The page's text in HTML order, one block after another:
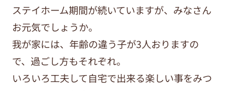
ステイホーム期間が続いていますが、みなさん
お元気でしょうか。
我が家には、年齢の違う子が3人おりますの
で、過ごし方もそれぞれ。
いろいろ工夫して自宅で出来る楽しい事をみつ